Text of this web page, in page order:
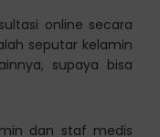
online secara
seputar kelamin
supaya bisa
dan staf medis